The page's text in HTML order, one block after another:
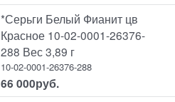
*Серьги Белый Фианит цв
Красное 10-02-0001-26376-
288 Вес 3,89 г
10-02-0001-26376-288
66 000руб.